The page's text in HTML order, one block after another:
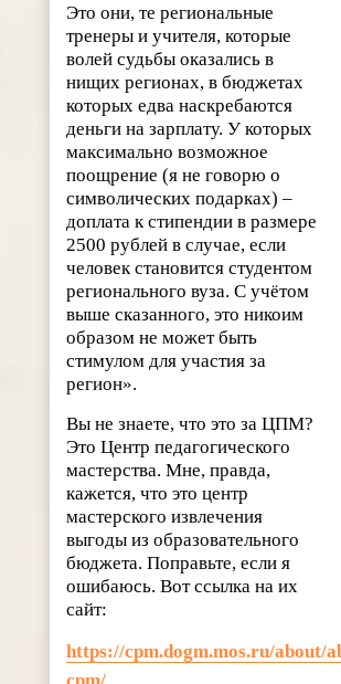
Это они, те региональные
тренеры и учителя, которые
волей судьбы оказались в
нищих регионах, в бюджетах
которых едва наскребаются
деньги на зарплату. У которых
максимально возможное
поощрение (я не говорю о
символических подарках) –
доплата к стипендии в размере
2500 рублей в случае, если
человек становится студентом
регионального вуза. С учётом
выше сказанного, это никоим
образом не может быть
стимулом для участия за
регион».
Вы не знаете, что это за ЦПМ?
Это Центр педагогического
мастерства. Мне, правда,
кажется, что это центр
мастерского извлечения
выгоды из образовательного
бюджета. Поправьте, если я
ошибаюсь. Вот ссылка на их
сайт:
https://cpm.dogm.mos.ru/about/